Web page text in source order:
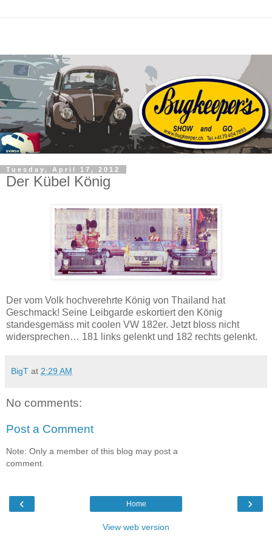
Tuesday, April 17, 2012
Der Kübel König
Der vom Volk hochverehrte König von Thailand hat
Geschmack! Seine Leibgarde eskortiert den König
standesgemäss mit coolen VW 182er. Jetzt bloss nicht
widersprechen… 181 links gelenkt und 182 rechts gelenkt.
BigT at 2:29 AM
No comments:
Post a Comment
Note: Only a member of this blog may post a
comment.
‹ ›
Home
View web version